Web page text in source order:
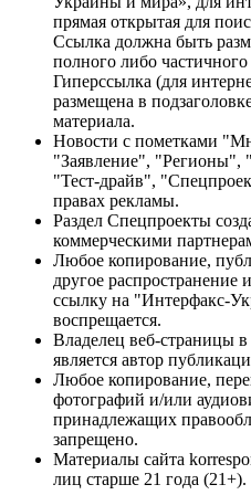
прямая открытая для
Ссылка должна быть
полного либо
Гиперссылка (для
размещена в
материала.
Новости с пометками
"Заявление",
"Тест-драйв",
правах рекламы.
Раздел Спецпроекты
коммерческими
Любое копирование,
другое
ссылку на "Интерфакс-
воспрещается.
Владелец веб-страницы
является автор
Любое копирование,
фотографий и/или
принадлежащих
запрещено.
Материалы сайта
лиц старше 21 года